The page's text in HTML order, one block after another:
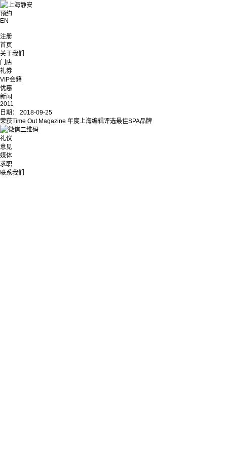
预约
EN
注册
首页
关于我们
门店
礼券
VIP会籍
优惠
新闻
2011
日期：
2018-09-25
荣获Time Out Magazine 年度上海编辑评选最佳SPA品牌
礼仪
意见
媒体
求职
联系我们